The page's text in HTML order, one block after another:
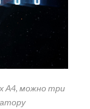
А4, можно три